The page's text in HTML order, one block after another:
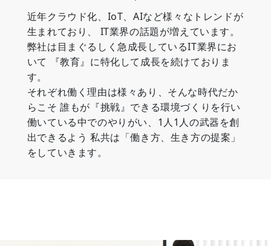
近年クラウド化、IoT、AIなど様々なトレンドが
生まれており、 IT業界の話題が増えています。
弊社は目まぐるしく急成長しているIT業界にお
いて
『教育』に特化して成長を続けておりま
す。
それぞれ働く理由は様々あり、そんな時代だか
らこそ誰もが『挑戦』できる環境づくりを行い
働いている中でのやりがい、1人1人の武器を創
出できるよう 私共は「働き方、生き方の提案」
をしていきます。